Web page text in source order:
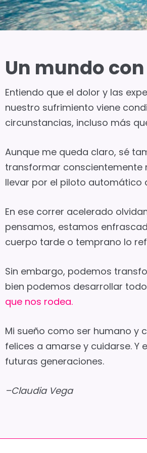
Un mundo
Entiendo que el dolor y las
nuestro sufrimiento viene
circunstancias, incluso más
Aunque me queda claro, sé
transformar conscientemente
llevar por el piloto automático
En ese correr acelerado
pensamos, estamos
cuerpo tarde o temprano lo
Sin embargo, podemos
bien podemos desarrollar
que nos rodea.
Mi sueño como ser humano y
felices a amarse y cuidarse.
futuras generaciones.
–Claudia Vega